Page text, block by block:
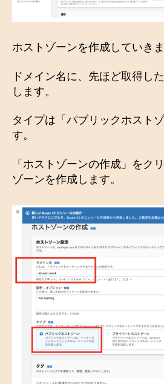
ホストゾーンを作成していきま
ドメイン名に、先ほど取得し
します。
タイプは「パブリックホスト
す。
「ホストゾーンの作成」をク
ゾーンを作成します。